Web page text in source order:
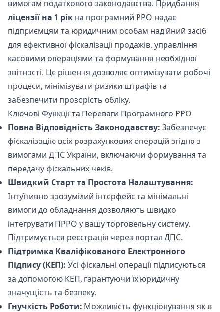
вимогам податкового законодавства. Придбання
ліцензії на 1 рік на програмний РРО надає
підприємцям та юридичним особам надійний засіб
для ефективної фіскалізації продажів, управління
касовими операціями та формування необхідної
звітності. Це рішення дозволяє оптимізувати робочі
процеси, мінімізувати ризики штрафів та
забезпечити прозорість обліку.
Ключові Функції та Переваги Програмного РРО
Повна Відповідність Законодавству: Забезпечує
фіскалізацію всіх розрахункових операцій згідно з
вимогами ДПС України, включаючи формування та
передачу фіскальних чеків.
Швидкий Старт та Простота Налаштування:
Інтуїтивно зрозумілий інтерфейс та мінімальні
вимоги до обладнання дозволяють швидко
інтегрувати ПРРО у вашу торговельну систему.
Підтримується реєстрація через портал ДПС.
Підтримка Кваліфікованого Електронного
Підпису (КЕП): Усі фіскальні операції підписуються
за допомогою КЕП, гарантуючи їх юридичну
значущість та безпеку.
Гнучкість Роботи: Можливість функціонування як в